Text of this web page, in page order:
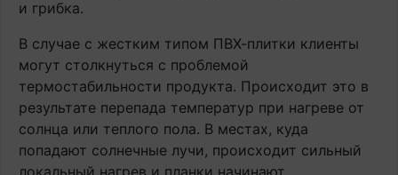
и грибка.
В случае с жестким типом ПВХ-плитки клиенты
могут столкнуться с проблемой
термостабильности продукта. Происходит это в
результате перепада температур при нагреве от
солнца или теплого пола. В местах, куда
попадают солнечные лучи, происходит сильный
локальный нагрев и планки начинают